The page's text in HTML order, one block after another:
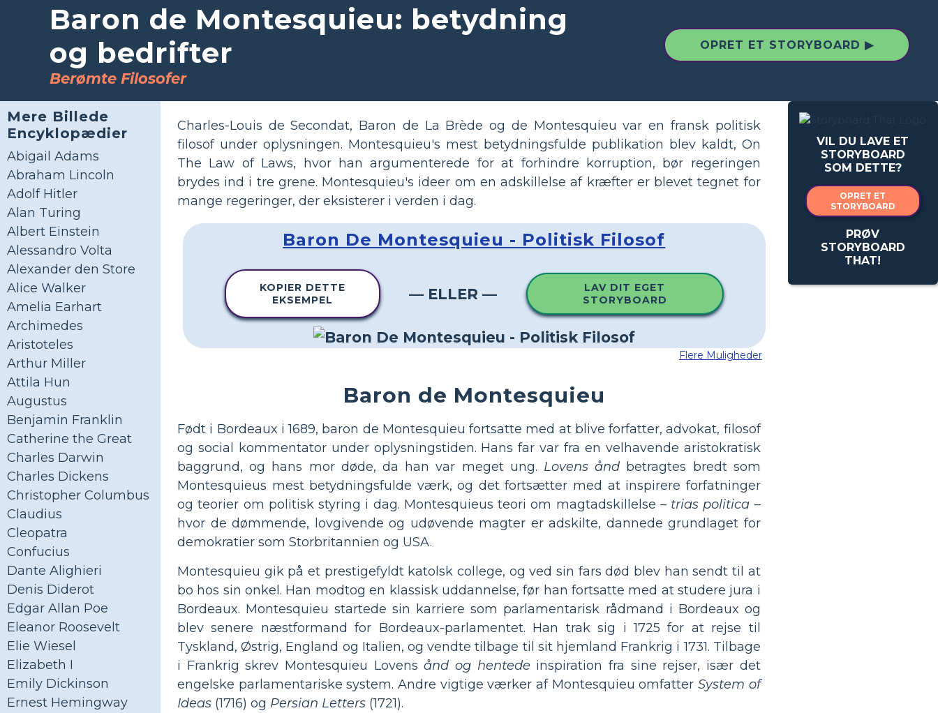
Baron de Montesquieu: betydning
og bedrifter
Berømte Filosofer
OPRET ET STORYBOARD ▶
Mere Billede
Encyklopædier
Abigail Adams
Abraham Lincoln
Adolf Hitler
Alan Turing
Albert Einstein
Alessandro Volta
Alexander den Store
Alice Walker
Amelia Earhart
Archimedes
Aristoteles
Arthur Miller
Attila Hun
Augustus
Benjamin Franklin
Catherine the Great
Charles Darwin
Charles Dickens
Christopher Columbus
Claudius
Cleopatra
Confucius
Dante Alighieri
Denis Diderot
Edgar Allan Poe
Eleanor Roosevelt
Elie Wiesel
Elizabeth I
Emily Dickinson
Ernest Hemingway
VIL DU LAVE ET
STORYBOARD
SOM DETTE?
OPRET ET
STORYBOARD
PRØV
STORYBOARD
THAT!
Charles-Louis de Secondat, Baron de La Brède og de Montesquieu var en fransk politisk
filosof under oplysningen. Montesquieu's mest betydningsfulde publikation blev kaldt, On
The Law of Laws, hvor han argumenterede for at forhindre korruption, bør regeringen
brydes ind i tre grene. Montesquieu's ideer om en adskillelse af kræfter er blevet tegnet for
mange regeringer, der eksisterer i verden i dag.
Baron De Montesquieu - Politisk Filosof
KOPIER DETTE
EKSEMPEL
— ELLER —
LAV DIT EGET
STORYBOARD
Flere Muligheder
Baron de Montesquieu
Født i Bordeaux i 1689, baron de Montesquieu fortsatte med at blive forfatter, advokat, filosof
og social kommentator under oplysningstiden. Hans far var fra en velhavende aristokratisk
baggrund, og hans mor døde, da han var meget ung. Lovens ånd betragtes bredt som
Montesquieus mest betydningsfulde værk, og det fortsætter med at inspirere forfatninger
og teorier om politisk styring i dag. Montesquieus teori om magtadskillelse – trias politica –
hvor de dømmende, lovgivende og udøvende magter er adskilte, dannede grundlaget for
demokratier som Storbritannien og USA.
Montesquieu gik på et prestigefyldt katolsk college, og ved sin fars død blev han sendt til at
bo hos sin onkel. Han modtog en klassisk uddannelse, før han fortsatte med at studere jura i
Bordeaux. Montesquieu startede sin karriere som parlamentarisk rådmand i Bordeaux og
blev senere næstformand for Bordeaux-parlamentet. Han trak sig i 1725 for at rejse til
Tyskland, Østrig, England og Italien, og vendte tilbage til sit hjemland Frankrig i 1731. Tilbage
i Frankrig skrev Montesquieu Lovensånd og hentede inspiration fra sine rejser, især det
engelske parlamentariske system. Andre vigtige værker af Montesquieu omfatterSystem of
Ideas (1716) og Persian Letters (1721).